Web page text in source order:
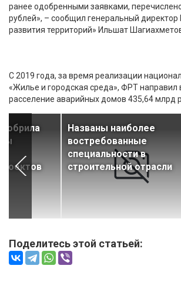
ранее одобренными заявками,
рублей», – сообщил генеральный
развития территорий» Ильшат
С 2019 года, за время реализации
«Жилье и городская среда», ФРТ направил
расселение аварийных домов 435,64 млрд
Названы наиболее
востребованные
специальности в
строительной отрасли
Поделитесь этой статьей: